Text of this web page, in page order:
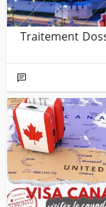
Traitement